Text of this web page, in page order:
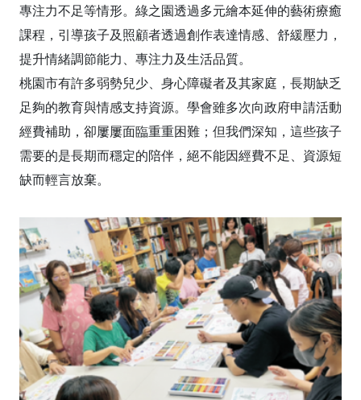
專注力不足等情形。綠之園透過多元繪本延伸的藝術療癒
課程，引導孩子及照顧者透過創作表達情感、舒緩壓力，
提升情緒調節能力、專注力及生活品質。
桃園市有許多弱勢兒少、身心障礙者及其家庭，長期缺乏
足夠的教育與情感支持資源。學會雖多次向政府申請活動
經費補助，卻屢屢面臨重重困難；但我們深知，這些孩子
需要的是長期而穩定的陪伴，絕不能因經費不足、資源短
缺而輕言放棄。